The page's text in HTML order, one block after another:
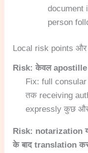
document
person
Local risk points और
Risk: केवल apostille
Fix: full
तक receiving
expressly कुछ और
Risk: notarization
के बाद translation